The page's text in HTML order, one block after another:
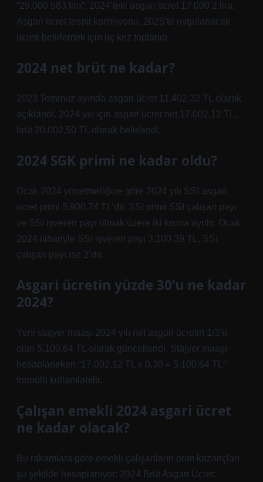
“29.000 583 lira”. 2024’teki asgari ücret 17.000 2 lira.
Asgari ücret tespit komisyonu, 2025’te uygulanacak
ücreti belirlemek için üç kez toplandı.
2024 net brüt ne kadar?
2023 Temmuz ayında asgari ücret 11.402,32 TL olarak
açıklandı. 2024 yılı için asgari ücret net 17.002,12 TL,
brüt 20.002,50 TL olarak belirlendi.
2024 SGK primi ne kadar oldu?
Ocak 2024 yönetmeliğine göre 2024 yılı SSI asgari
ücret primi 5.900,74 TL’dir. SSI primi SSI çalışan payı
ve SSI işveren payı olmak üzere iki kısma ayrılır. Ocak
2024 itibariyle SSI işveren payı 3.100,39 TL, SSI
çalışan payı ise 2’dir.
Asgari ücretin yüzde 30’u ne kadar
2024?
Yeni stajyer maaşı 2024 yılı net asgari ücretin 1/3’ü
olan 5.100,64 TL olarak güncellendi. Stajyer maaşı
hesaplanırken “17.002,12 TL x 0,30 = 5.100,64 TL”
formülü kullanılabilir.
Çalışan emekli 2024 asgari ücret
ne kadar olacak?
Bu rakamlara göre emekli çalışanların prim kazançları
şu şekilde hesaplanıyor: 2024 Brüt Asgari Ücret: